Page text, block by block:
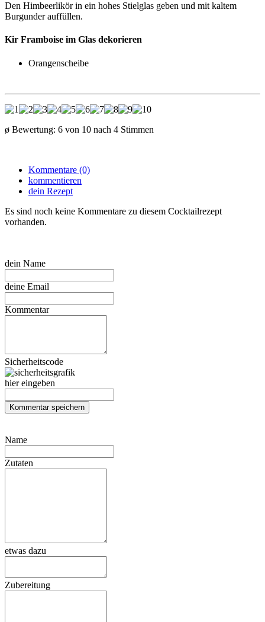
Den Himbeerlikör in ein hohes Stielglas geben und mit kaltem
Burgunder auffüllen.
Kir Framboise im Glas dekorieren
Orangenscheibe
ø Bewertung: 6 von 10 nach 4 Stimmen
Kommentare (0)
kommentieren
dein Rezept
Es sind noch keine Kommentare zu diesem Cocktailrezept
vorhanden.
dein Name
deine Email
Kommentar
Sicherheitscode
hier eingeben
Name
Zutaten
etwas dazu
Zubereitung